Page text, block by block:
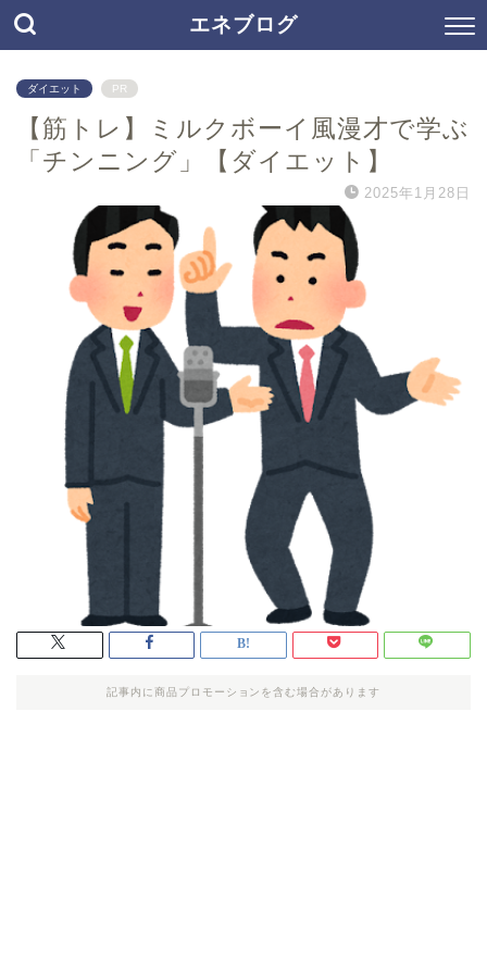
エネブログ
ダイエット PR
【筋トレ】ミルクボーイ風漫才で学ぶ
「チンニング」【ダイエット】
2025年1月28日
記事内に商品プロモーションを含む場合があります